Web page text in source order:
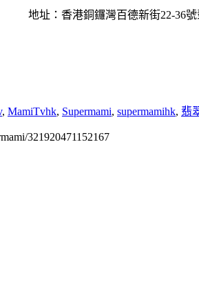
地址：香港銅鑼灣百德新街22-36
, MamiTvhk, Supermami, supermamihk, 翡
321920471152167